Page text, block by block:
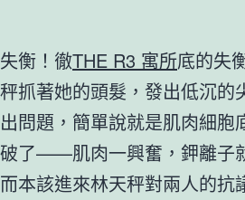
衡！徹THE R3 寓所底的失
抓著她的頭髮，發出低沉的
問題，簡單說就是肌肉細胞
了——肌肉一興奮，鉀離子
本該進來林天秤對兩人的抗